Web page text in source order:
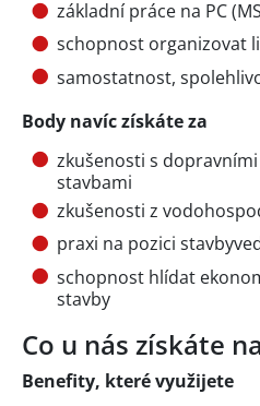
základní práce na PC
schopnost organizovat
samostatnost,
Body navíc získáte za
zkušenosti s
stavbami
zkušenosti z
praxi na pozici
schopnost hlídat
stavby
Co u nás získáte
Benefity, které využijete